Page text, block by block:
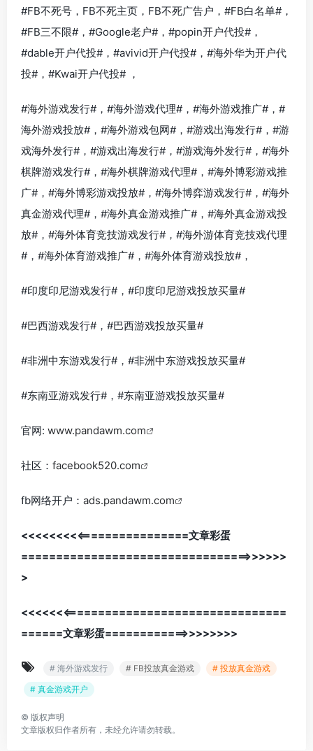
#FB不死号，FB不死主页，FB不死广告户，#FB白名单#，
#FB三不限#，#Google老户#， #popin开户代投#，
#dable开户代投#，#avivid开户代投#，#海外华为开户代
投#，#Kwai开户代投#，
#海外游戏发行#，#海外游戏代理#，#海外游戏推广#，#
海外游戏投放#，#海外游戏包网#，#游戏出海发行#，#游
戏海外发行#，#游戏出海发行#，#游戏海外发行#，#海外
棋牌游戏发行#，#海外棋牌游戏代理#，#海外博彩游戏推
广#，#海外博彩游戏投放#，#海外博弈游戏发行#，#海外
真金游戏代理#，#海外真金游戏推广#，#海外真金游戏投
放#，#海外体育竞技游戏发行#，#海外游体育竞技戏代理
#，#海外体育游戏推广#，#海外体育游戏投放#，
#印度印尼游戏发行#，#印度印尼游戏投放买量#
#巴西游戏发行#，#巴西游戏投放买量#
#非洲中东游戏发行#，#非洲中东游戏投放买量#
#东南亚游戏发行#，#东南亚游戏投放买量#
官网: www.pandawm.com
社区： facebook520.com
fb网络开户： ads.pandawm.com
<<<<<<<<<================文章彩蛋
=================================>>>>>>
>
<<<<<<<================================
======文章彩蛋============>>>>>>>>
# 海外游戏发行 # FB投放真金游戏
# 投放真金游戏
# 真金游戏开户
© 版权声明
文章版权归作者所有，未经允许请勿转载。